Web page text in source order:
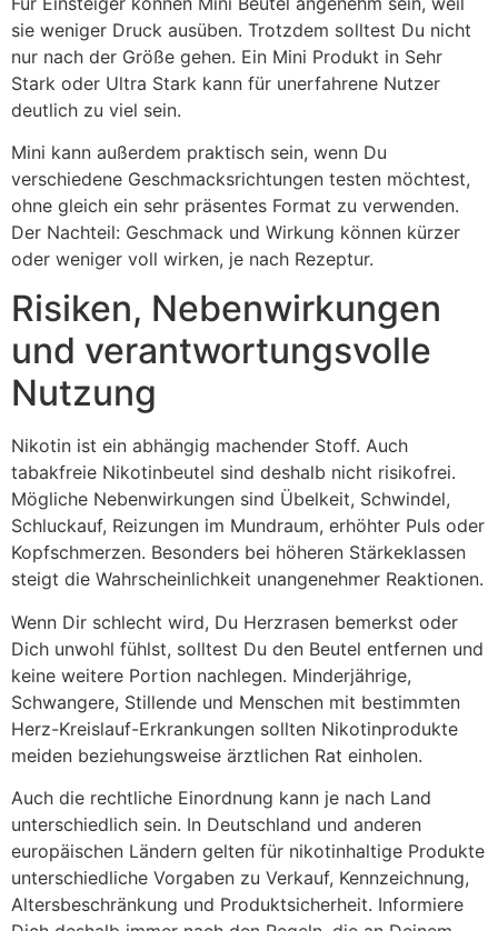
sie weniger Druck ausüben. Trotzdem solltest Du nicht
nur nach der Größe gehen. Ein Mini Produkt in Sehr
Stark oder Ultra Stark kann für unerfahrene Nutzer
deutlich zu viel sein.
Mini kann außerdem praktisch sein, wenn Du
verschiedene Geschmacksrichtungen testen möchtest,
ohne gleich ein sehr präsentes Format zu verwenden.
Der Nachteil: Geschmack und Wirkung können kürzer
oder weniger voll wirken, je nach Rezeptur.
Risiken, Nebenwirkungen
und verantwortungsvolle
Nutzung
Nikotin ist ein abhängig machender Stoff. Auch
tabakfreie Nikotinbeutel sind deshalb nicht risikofrei.
Mögliche Nebenwirkungen sind Übelkeit, Schwindel,
Schluckauf, Reizungen im Mundraum, erhöhter Puls oder
Kopfschmerzen. Besonders bei höheren Stärkeklassen
steigt die Wahrscheinlichkeit unangenehmer Reaktionen.
Wenn Dir schlecht wird, Du Herzrasen bemerkst oder
Dich unwohl fühlst, solltest Du den Beutel entfernen und
keine weitere Portion nachlegen. Minderjährige,
Schwangere, Stillende und Menschen mit bestimmten
Herz-Kreislauf-Erkrankungen sollten Nikotinprodukte
meiden beziehungsweise ärztlichen Rat einholen.
Auch die rechtliche Einordnung kann je nach Land
unterschiedlich sein. In Deutschland und anderen
europäischen Ländern gelten für nikotinhaltige Produkte
unterschiedliche Vorgaben zu Verkauf, Kennzeichnung,
Altersbeschränkung und Produktsicherheit. Informiere